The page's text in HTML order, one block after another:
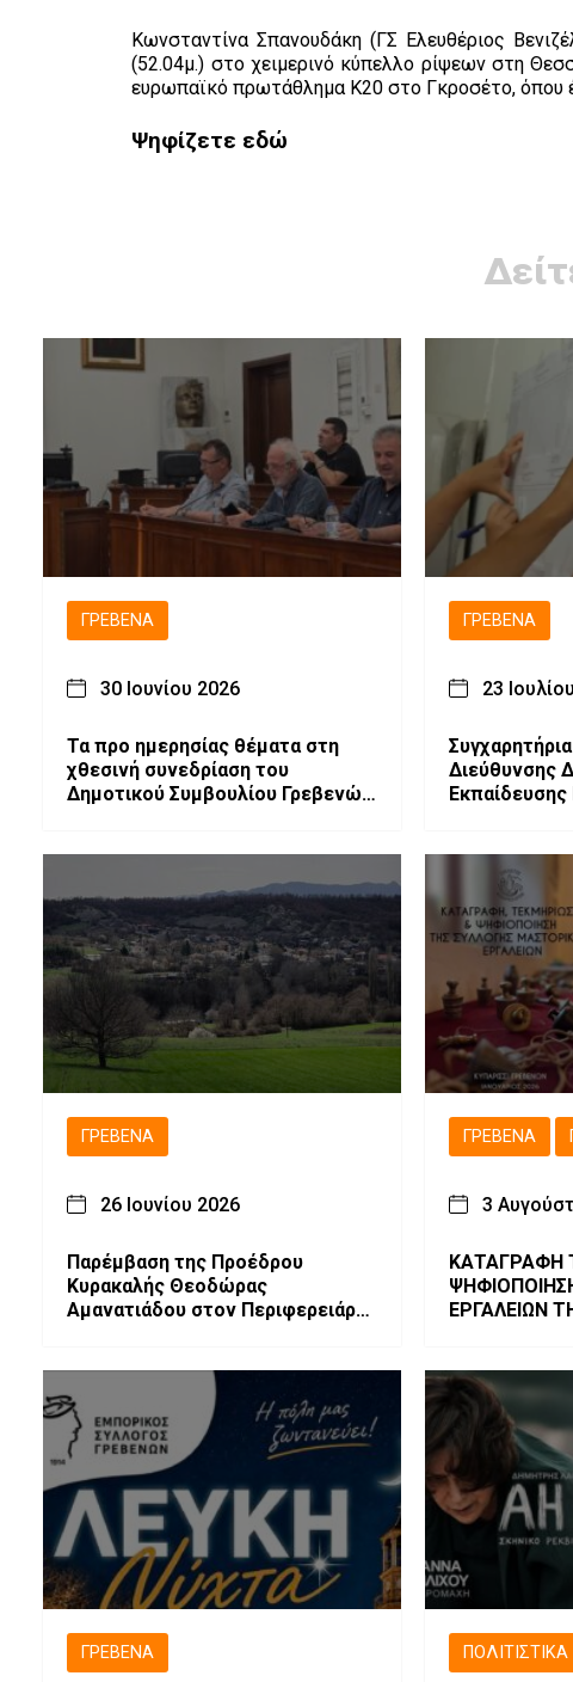
Κωνσταντίνα Σπανουδάκη (ΓΣ Ελευθέριος
(52.04μ.) στο χειμερινό κύπελλο ρίψεων στη
ευρωπαϊκό πρωτάθλημα Κ20 στο Γκροσέτο, όπου
Ψηφίζετε εδώ
ΓΡΕΒΕΝΆ
30 Ιουνίου 2026
Τα προ ημερησίας θέματα στη
χθεσινή συνεδρίαση του
Δημοτικού Συμβουλίου Γρεβενών
ΓΡΕΒΕΝΆ
23
Διεύθυνσης
ΓΡΕΒΕΝΆ
26 Ιουνίου 2026
Παρέμβαση της Προέδρου
Κυρακαλής Θεοδώρας
Αμανατιάδου στον Περιφερειάρχη
ΓΡΕΒΕΝΆ
3
ΚΑΤΑΓΡΑΦΗ
ΕΡΓΑΛΕΙΩΝ
ΓΡΕΒΕΝΆ ΠΟΛΙΤΙΣΤΙΚΆ